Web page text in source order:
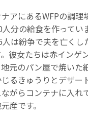
アにあるWFPの調
分の給食を作ってい
人は紛争で夫を亡く
彼女たちは赤インゲ
元のパン屋で焼いた
じるきゅうりとデザ
がらコンテナに入れ
産です。